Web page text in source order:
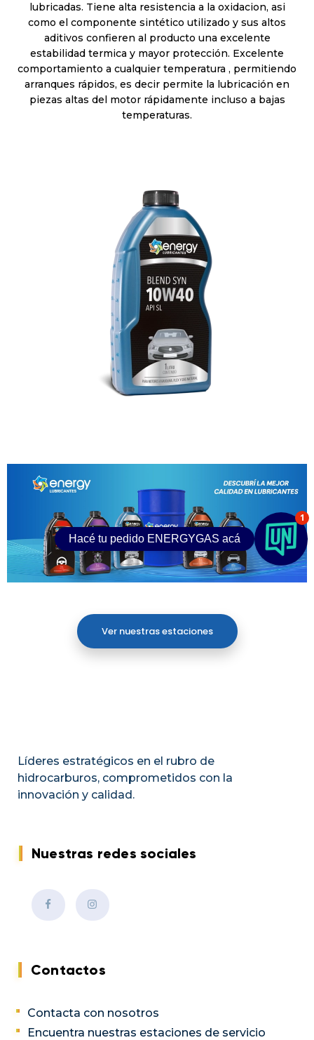
lubricadas. Tiene alta resistencia a la oxidacion, asi
como el componente sintético utilizado y sus altos
aditivos confieren al producto una excelente
estabilidad termica y mayor protección. Excelente
comportamiento a cualquier temperatura , permitiendo
arranques rápidos, es decir permite la lubricación en
piezas altas del motor rápidamente incluso a bajas
temperaturas.
Ver nuestras estaciones
Líderes estratégicos en el rubro de
hidrocarburos, comprometidos con la
innovación y calidad.
Nuestras redes sociales
Contactos
Contacta con nosotros
Encuentra nuestras estaciones de servicio
Hacé tu pedido
1